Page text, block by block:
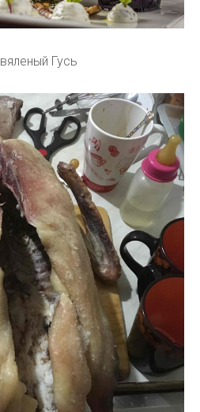
Гусь